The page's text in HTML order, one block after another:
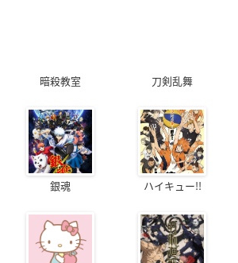
暗殺教室 刀剣乱舞
銀魂 ハイキュー!!